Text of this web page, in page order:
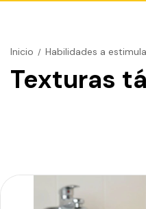
Inicio / Habilidades a
Texturas